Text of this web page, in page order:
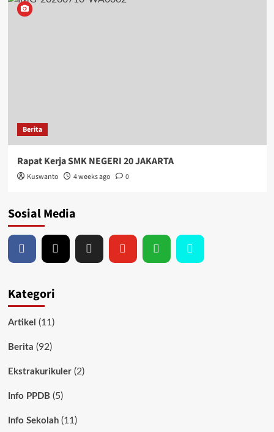
Berita
Rapat Kerja SMK NEGERI 20 JAKARTA
Kuswanto 4 weeks ago 0
Sosial Media
Kategori
Artikel (11)
Berita (92)
Ekstrakurikuler(2)
Info PPDB(5)
Info Sekolah(11)